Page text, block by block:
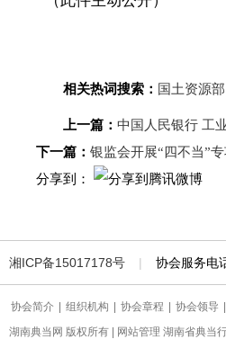
相关热词搜索： 国土资源部
上一篇： 中国人民银行 工
下一篇： 银监会开展“四不当”
分享到：
湘ICP备15017178号 | 协会服务电
协会简介 组织机构 协会章程 协会领导
湖南典当网 版权所有 | 网站管理 湖南省典当